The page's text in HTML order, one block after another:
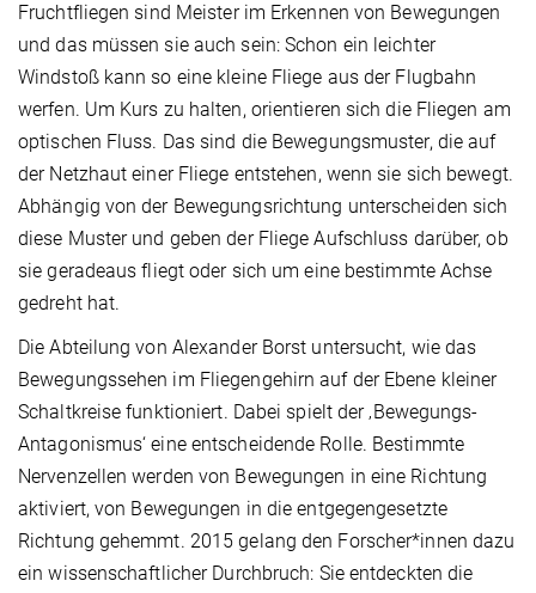
Fruchtfliegen sind Meister im Erkennen von Bewegungen
und das müssen sie auch sein: Schon ein leichter
Windstoß kann so eine kleine Fliege aus der Flugbahn
werfen. Um Kurs zu halten, orientieren sich die Fliegen am
optischen Fluss. Das sind die Bewegungsmuster, die auf
der Netzhaut einer Fliege entstehen, wenn sie sich bewegt.
Abhängig von der Bewegungsrichtung unterscheiden sich
diese Muster und geben der Fliege Aufschluss darüber, ob
sie geradeaus fliegt oder sich um eine bestimmte Achse
gedreht hat.
Die Abteilung von Alexander Borst untersucht, wie das
Bewegungssehen im Fliegengehirn auf der Ebene kleiner
Schaltkreise funktioniert. Dabei spielt der ‚Bewegungs-
Antagonismus‘ eine entscheidende Rolle. Bestimmte
Nervenzellen werden von Bewegungen in eine Richtung
aktiviert, von Bewegungen in die entgegengesetzte
Richtung gehemmt. 2015 gelang den Forscher*innen dazu
ein wissenschaftlicher Durchbruch: Sie entdeckten die